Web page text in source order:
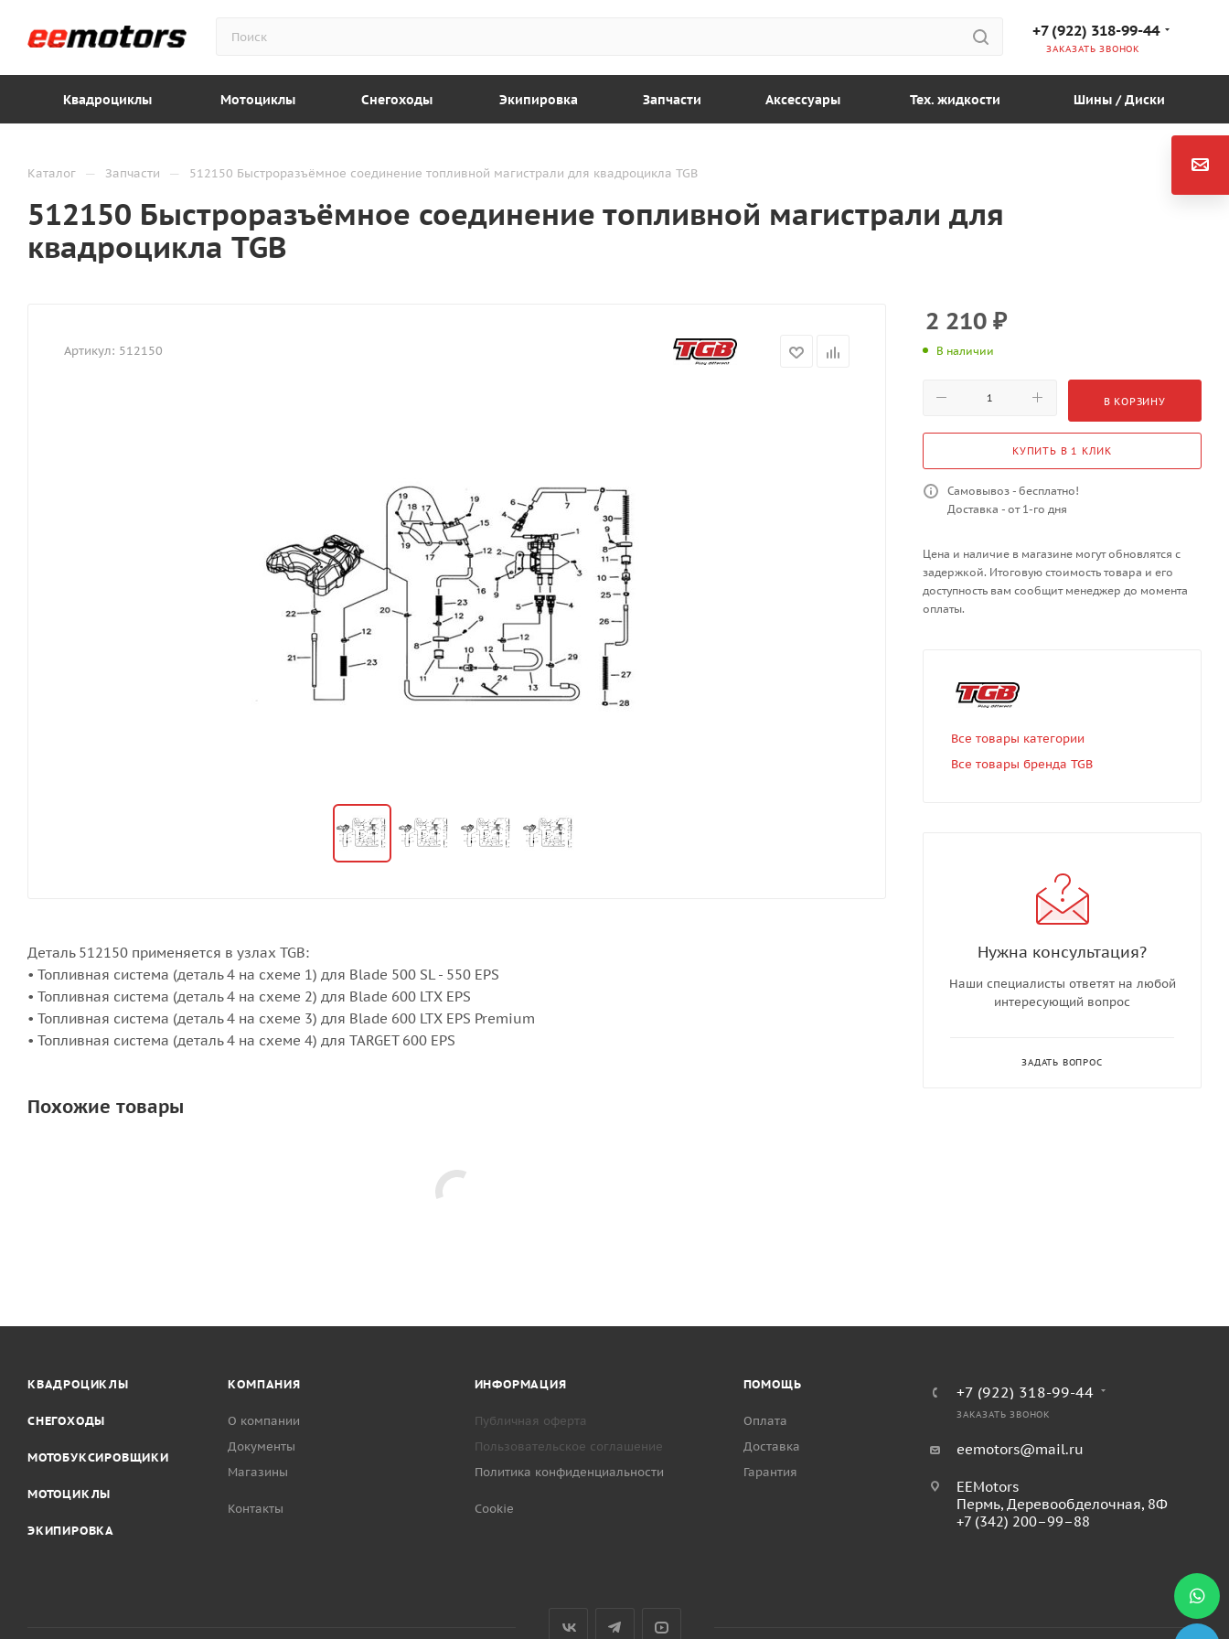
+7 (922) 318-99-44
ЗАКАЗАТЬ ЗВОНОК
Квадроциклы Мотоциклы Снегоходы Экипировка Запчасти Аксессуары Тех. жидкости Шины / Диски
Каталог — Запчасти — 512150 Быстроразъёмное соединение топливной магистрали для квадроцикла TGB
512150 Быстроразъёмное соединение топливной магистрали для
квадроцикла TGB
Артикул: 512150
Деталь 512150 применяется в узлах TGB:
• Топливная система (деталь 4 на схеме 1) для Blade 500 SL - 550 EPS
• Топливная система (деталь 4 на схеме 2) для Blade 600 LTX EPS
• Топливная система (деталь 4 на схеме 3) для Blade 600 LTX EPS Premium
• Топливная система (деталь 4 на схеме 4) для TARGET 600 EPS
Похожие товары
2 210 ₽
В наличии
В КОРЗИНУ
КУПИТЬ В 1 КЛИК
Самовывоз - бесплатно!
Доставка - от 1-го дня
Цена и наличие в магазине могут обновлятся с
задержкой. Итоговую стоимость товара и его
доступность вам сообщит менеджер до момента
оплаты.
Все товары категории
Все товары бренда TGB
Нужна консультация?
Наши специалисты ответят на любой
интересующий вопрос
ЗАДАТЬ ВОПРОС
КВАДРОЦИКЛЫ
СНЕГОХОДЫ
МОТОБУКСИРОВЩИКИ
МОТОЦИКЛЫ
ЭКИПИРОВКА
КОМПАНИЯ
О компании
Документы
Магазины
Контакты
ИНФОРМАЦИЯ
Публичная оферта
Пользовательское соглашение
Политика конфиденциальности
Cookie
ПОМОЩЬ
Оплата
Доставка
Гарантия
+7 (922) 318-99-44
ЗАКАЗАТЬ ЗВОНОК
eemotors@mail.ru
EEMotors
Пермь, Деревообделочная, 8Ф
+7 (342) 200–99–88